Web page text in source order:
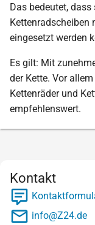
Das bedeutet,
Kettenradscheiben
eingesetzt werden
Es gilt: Mit
der Kette. Vor
Kettenräder und
empfehlenswert.
Kontakt
info@Z24.de